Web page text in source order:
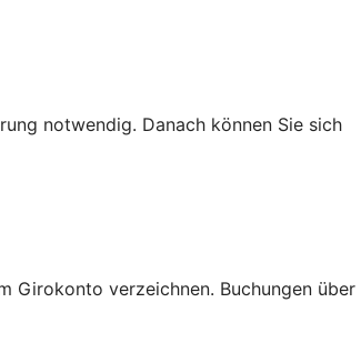
notwendig. Danach können Sie sich
Girokonto verzeichnen. Buchungen über